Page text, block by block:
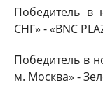
Победитель в
СНГ» - «BNC
Победитель в
м. Москва» -